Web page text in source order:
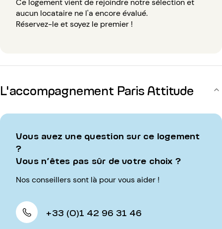
Ce logement vient de rejoindre notre sélection et
aucun locataire ne l'a encore évalué.
Réservez-le et soyez le premier !
L'accompagnement Paris Attitude
Vous avez une question sur ce logement
?
Vous n’êtes pas sûr de votre choix ?
Nos conseillers sont là pour vous aider !
+33 (0)1 42 96 31 46